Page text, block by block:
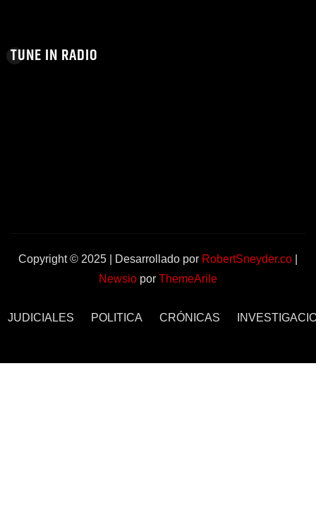
TUNE IN RADIO
Copyright © 2025 | Desarrollado por RobertSneyder.co
Newsio por ThemeArile
JUDICIALES POLITICA CRÓNICAS